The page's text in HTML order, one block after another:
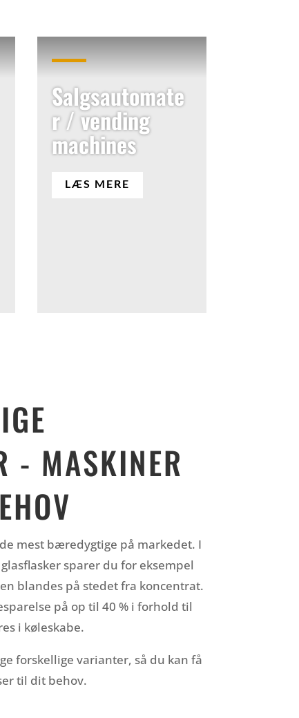
Salgsautomate
r / vending
machines
LÆS MERE
- MASKINER
mest bæredygtige på markedet. I
sparer du for eksempel
blandes på stedet fra koncentrat.
på op til 40 % i forhold til
i køleskabe.
forskellige varianter, så du kan få
til dit behov.